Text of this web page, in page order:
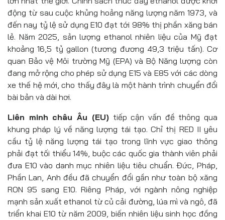
động từ sau cuộc khủng hoảng năng lượng năm 1973, và
đến nay tỷ lệ sử dụng E10 đạt tới 98% thị phần xăng bán
lẻ. Năm 2025, sản lượng ethanol nhiên liệu của Mỹ đạt
khoảng 16,5 tỷ gallon (tương đương 49,3 triệu tấn). Cơ
quan Bảo vệ Môi trường Mỹ (EPA) và Bộ Năng lượng còn
đang mở rộng cho phép sử dụng E15 và E85 với các dòng
xe thế hệ mới, cho thấy đây là một hành trình chuyển đổi
bài bản và dài hơi.
Liên minh châu Âu (EU)tiếp cận vấn đề thông qua
khung pháp lý về năng lượng tái tạo. Chỉ thị RED II yêu
cầu tỷ lệ năng lượng tái tạo trong lĩnh vực giao thông
phải đạt tối thiểu 14%, buộc các quốc gia thành viên phải
đưa E10 vào danh mục nhiên liệu tiêu chuẩn. Đức, Pháp,
Phần Lan, Anh đều đã chuyển đổi gần như toàn bộ xăng
RON 95 sang E10. Riêng Pháp, với ngành nông nghiệp
mạnh sản xuất ethanol từ củ cải đường, lúa mì và ngô, đã
triển khai E10 từ năm 2009, biến nhiên liệu sinh học đồng